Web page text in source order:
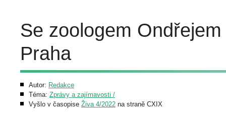
Se zoologem
Praha
Autor: Redakce
Téma: Zprávy a zajímavosti /
Vyšlo v časopise Živa 4/2022 na straně CXIX